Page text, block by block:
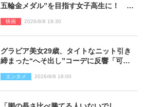
五輪金メダル”を目指す女子高生に！ 映
映画 2026/8/8 19:30
グラビア美女29歳、タイトなニット引き
締まった“へそ出し”コーデに反響「可愛
エンタメ 2026/8/8 18:00